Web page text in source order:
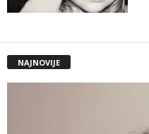
NAJNOVIJE